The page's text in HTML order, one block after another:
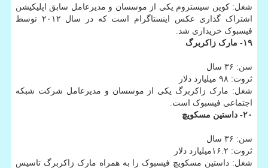
شغل: کوین سیستروم یکی از موسسان و مدیرعامل سابق اپلیکیشن
اشتراک گذاری عکس اینستاگرام است که در سال ۲۰۱۲ توسط
فیسبوک خریداری شد.
۱۹- مارک زاکربرگ
سن: ۳۶ سال
ثروت: ۹۸ میلیارد دلار
شغل: مارک زاکربرگ یکی از موسسان و مدیرعامل شرکت شبکه
اجتماعی فیسبوک است.
۲۰- داستین مسکویچ
سن: ۳۶ سال
ثروت: ۱۶.۲میلیارد دلار
شغل: داستین مسکویچ فیسبوک را به همراه مارک زاکربرگ تاسیس